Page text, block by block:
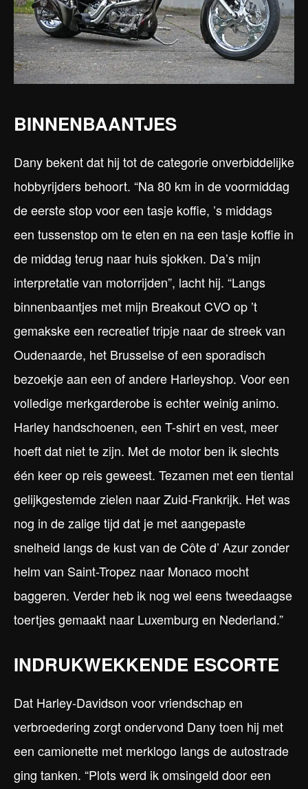
BINNENBAANTJES
Dany bekent dat hij tot de categorie onverbiddelijke
hobbyrijders behoort. “Na 80 km in de voormiddag
de eerste stop voor een tasje koffie, ’s middags
een tussenstop om te eten en na een tasje koffie in
de middag terug naar huis sjokken. Da’s mijn
interpretatie van motorrijden”, lacht hij. “Langs
binnenbaantjes met mijn Breakout CVO op ’t
gemakske een recreatief tripje naar de streek van
Oudenaarde, het Brusselse of een sporadisch
bezoekje aan een of andere Harleyshop. Voor een
volledige merkgarderobe is echter weinig animo.
Harley handschoenen, een T-shirt en vest, meer
hoeft dat niet te zijn. Met de motor ben ik slechts
één keer op reis geweest. Tezamen met een tiental
gelijkgestemde zielen naar Zuid-Frankrijk. Het was
nog in de zalige tijd dat je met aangepaste
snelheid langs de kust van de Côte d’ Azur zonder
helm van Saint-Tropez naar Monaco mocht
baggeren. Verder heb ik nog wel eens tweedaagse
toertjes gemaakt naar Luxemburg en Nederland.”
INDRUKWEKKENDE ESCORTE
Dat Harley-Davidson voor vriendschap en
verbroedering zorgt ondervond Dany toen hij met
een camionette met merklogo langs de autostrade
ging tanken. “Plots werd ik omsingeld door een